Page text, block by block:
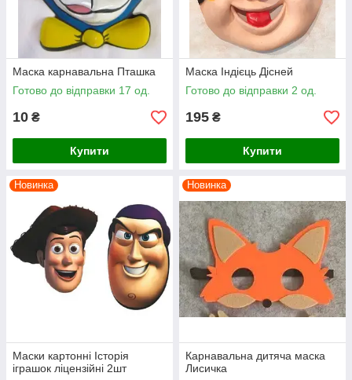
Маска карнавальна Пташка
Готово до відправки 17 од.
10 ₴
Купити
Маска Індієць Дісней
Готово до відправки 2 од.
195 ₴
Купити
Новинка
Маски картонні Історія
іграшок ліцензійні 2шт
Новинка
Карнавальна дитяча маска
Лисичка